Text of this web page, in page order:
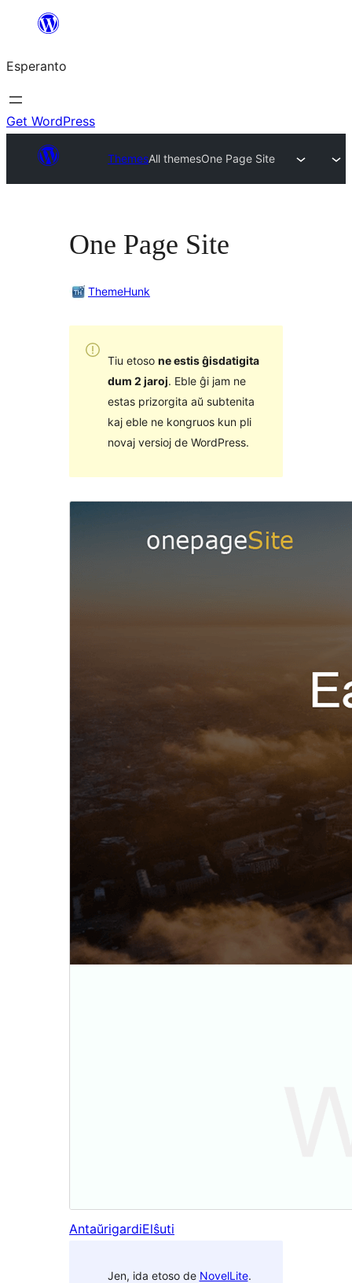
al
la
enhavo
Esperanto
Get WordPress
ThemesAll themesOne Page Site
One Page Site
ThemeHunk
Tiu etoso ne estis ĝisdatigita
dum 2 jaroj. Eble ĝi jam ne
estas prizorgita aŭ subtenita
kaj eble ne kongruos kun pli
novaj versioj de WordPress.
AntaŭrigardiElŝuti
Jen, ida etoso de NovelLite.